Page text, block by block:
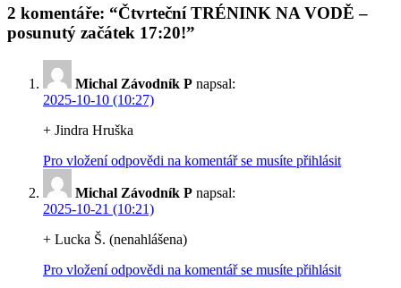
2 komentáře: “Čtvrteční TRÉNINK NA VODĚ –
posunutý začátek 17:20!”
Michal Závodník P napsal:
2025-10-10 (10:27)
+ Jindra Hruška
Pro vložení odpovědi na komentář se musíte přihlásit
Michal Závodník P napsal:
2025-10-21 (10:21)
+ Lucka Š. (nenahlášena)
Pro vložení odpovědi na komentář se musíte přihlásit